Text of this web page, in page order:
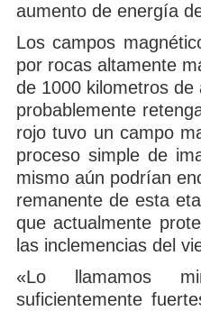
aumento de energía
Los campos
por rocas altamente
de 1000 kilometros
probablemente
rojo tuvo un campo
proceso simple de
mismo aún podrían
remanente de esta
que actualmente
las inclemencias del
«Lo llamamos
suficientemente